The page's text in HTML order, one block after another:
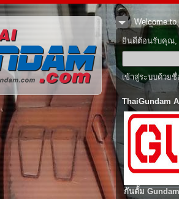
Welcome to
ยินดีต้อนรับคุณ,
เข้าสู่ระบบด้วย
ThaiGundam
กันดั้ม